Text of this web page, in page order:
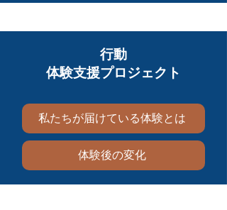
​行動
体験支援プロジェクト
私たちが届けている体験とは
体験後の変化